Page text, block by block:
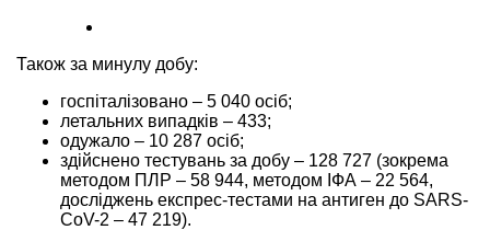
Також за минулу добу:
госпіталізовано – 5 040 осіб;
летальних випадків – 433;
одужало – 10 287 осіб;
здійснено тестувань за добу – 128 727 (зокрема
методом ПЛР – 58 944, методом ІФА – 22 564,
досліджень експрес-тестами на антиген до SARS-
CoV-2 – 47 219).